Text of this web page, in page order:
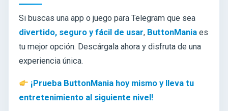
Si buscas una app o juego para Telegram que sea
divertido, seguro y fácil de usar, ButtonMania es
tu mejor opción. Descárgala ahora y disfruta de una
experiencia única.
¡Prueba ButtonMania hoy mismo y lleva tu
entretenimiento al siguiente nivel!